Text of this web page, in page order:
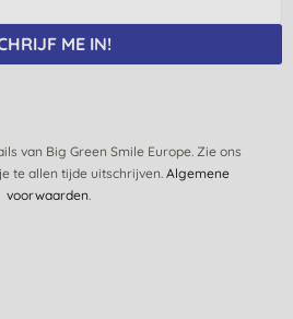
ME IN!
van Big Green Smile Europe. Zie ons
te allen tijde uitschrijven. Algemene
voorwaarden.